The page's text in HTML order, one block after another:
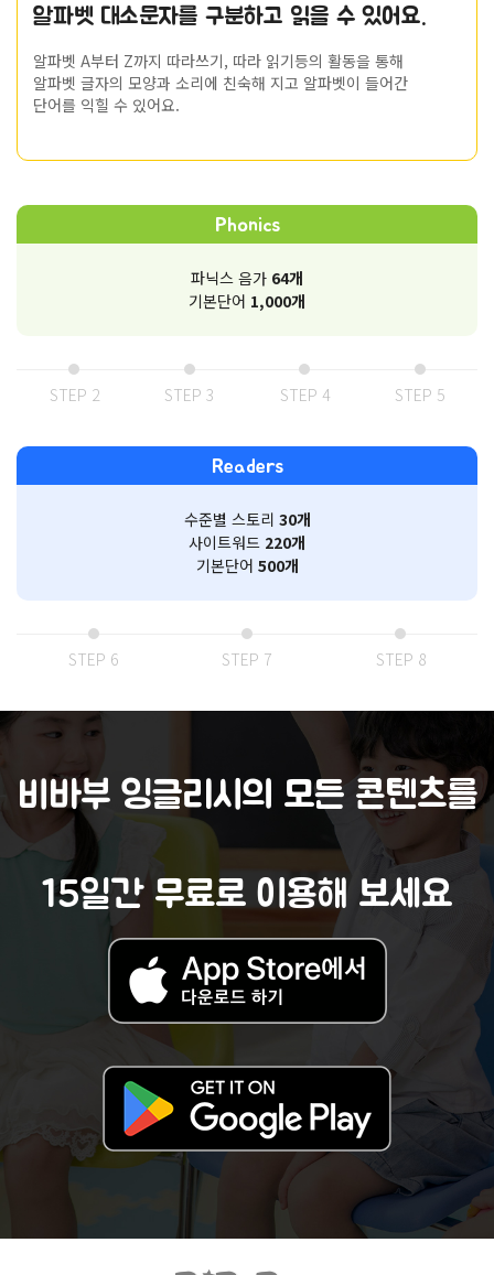
알파벳 대소문자를 구분하고 읽을 수 있어요.
알파벳 A부터 Z까지 따라쓰기, 따라 읽기등의 활동을 통해
알파벳 글자의 모양과 소리에 친숙해 지고 알파벳이 들어간
단어를 익힐 수 있어요.
Phonics
파닉스 음가 64개
기본단어 1,000개
STEP 2 STEP 3 STEP 4 STEP 5
Readers
수준별 스토리 30개
사이트워드 220개
기본단어 500개
STEP 6 STEP 7 STEP 8
비바부 잉글리시의 모든 콘텐츠를
15일간 무료로 이용해 보세요